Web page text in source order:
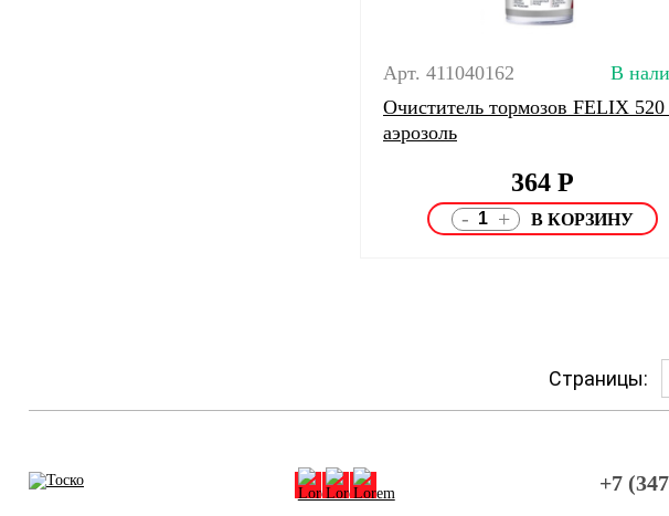
Арт. 411040162
В
Очиститель тормозов FELIX
аэрозоль
364 Р
- +
Страницы:
+7